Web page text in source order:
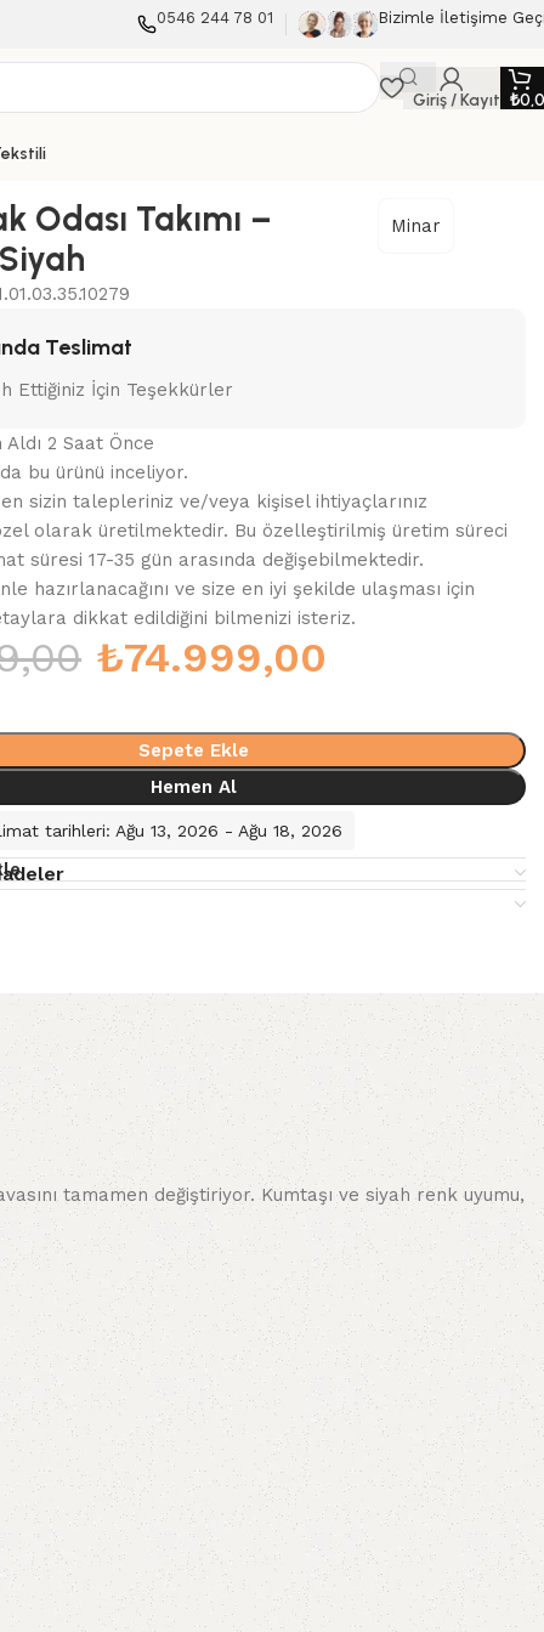
0546 244 78 01 Bizimle İletişime
Giriş / Kayıt ₺
Odası Takımı –
Minar
Teslimat
Ettiğiniz İçin Teşekkürler
Aldı 2 Saat Önce
bu ürünü inceliyor.
sizin talepleriniz ve/veya kişisel ihtiyaçlarınız
olarak üretilmektedir. Bu özelleştirilmiş üretim süreci
süresi 17-35 gün arasında değişebilmektedir.
hazırlanacağını ve size en iyi şekilde ulaşması için
dikkat edildiğini bilmenizi isteriz.
₺74.999,00
Sepete Ekle
Hemen Al
tarihleri: Ağu 13, 2026 - Ağu 18, 2026
tamamen değiştiriyor. Kumtaşı ve siyah renk uyumu,